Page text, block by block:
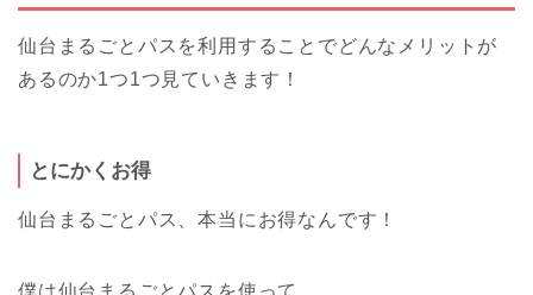
仙台まるごとパスを利用することでどんなメリットが
あるのか1つ1つ見ていきます！
とにかくお得
仙台まるごとパス、本当にお得なんです！